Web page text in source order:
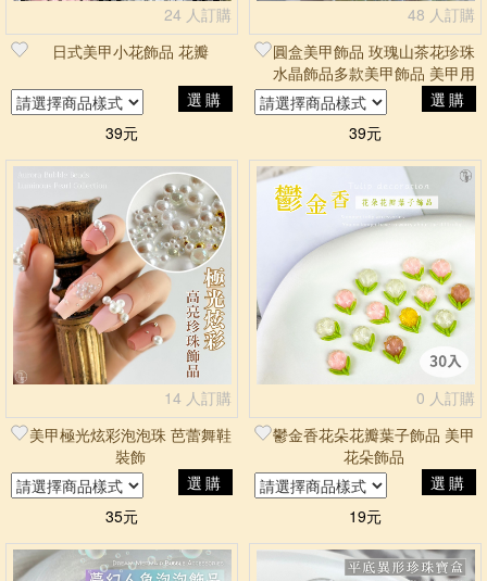
24 人訂購
日式美甲小花飾品 花瓣
選購
39元
48 人訂購
圓盒美甲飾品 玫瑰山茶花珍珠
水晶飾品多款美甲飾品 美甲用
品 圓盤飾品 花朵飾品美甲飾
品
選購
39元
14 人訂購
美甲極光炫彩泡泡珠 芭蕾舞鞋
裝飾
選購
35元
0 人訂購
鬱金香花朵花瓣葉子飾品 美甲
花朵飾品
選購
19元